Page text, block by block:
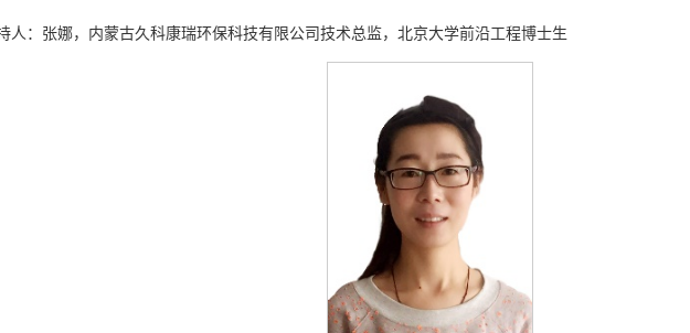
人：张娜，内蒙古久科康瑞环保科技有限公司技术总监，北京大学前沿工程博士生